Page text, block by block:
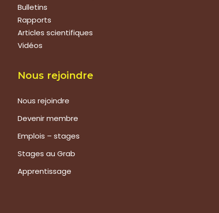
Bulletins
Rapports
Articles scientifiques
Vidéos
Nous rejoindre
Nous rejoindre
Devenir membre
Emplois – stages
Stages au Grab
Apprentissage